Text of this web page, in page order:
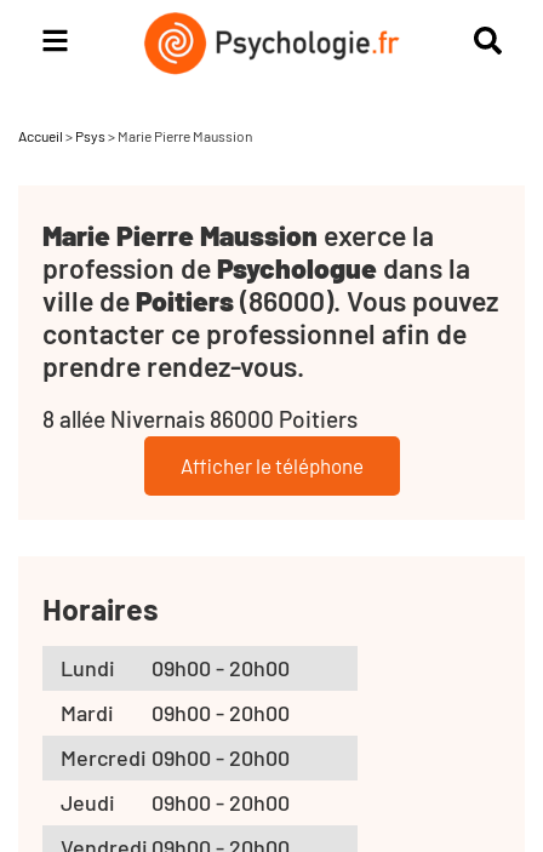
Accueil > Psys > Marie Pierre Maussion
Marie Pierre Maussion exerce la
profession dePsychologue dans la
ville dePoitiers(86000). Vous pouvez
contacter ce professionnel afin de
prendre rendez-vous.
8 allée Nivernais 86000 Poitiers
Afficher le téléphone
Horaires
Lundi
09h00 - 20h00
Mardi
09h00 - 20h00
Mercredi 09h00 - 20h00
Jeudi
09h00 - 20h00